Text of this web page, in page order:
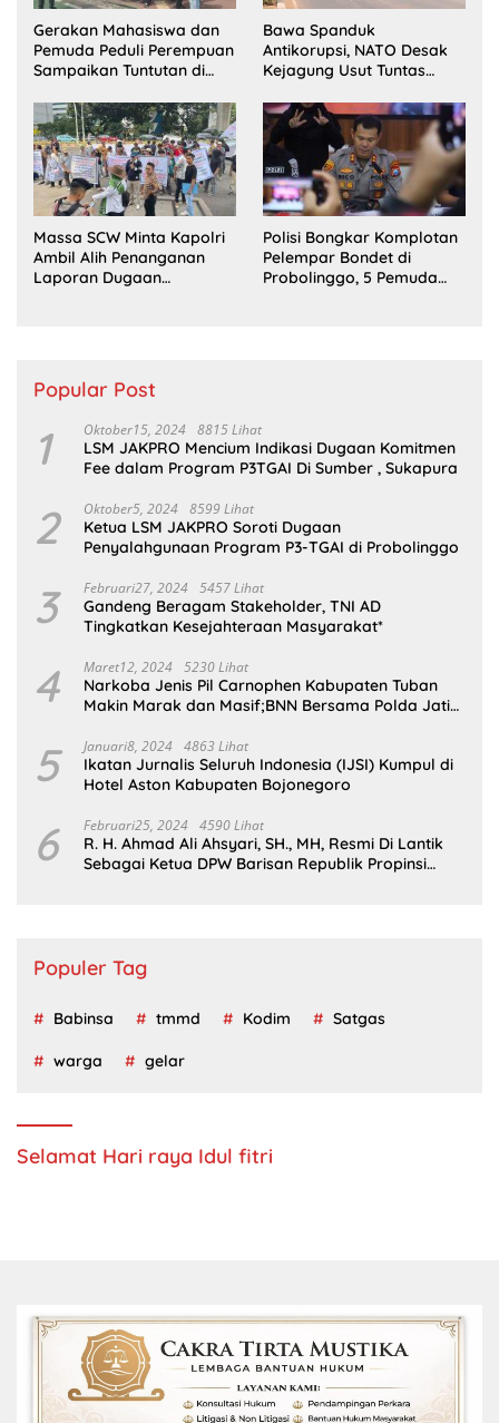
Gerakan Mahasiswa dan
Pemuda Peduli Perempuan
Sampaikan Tuntutan di
Bawa Spanduk
Antikorupsi, NATO Desak
Kejagung Usut Tuntas
Massa SCW Minta Kapolri
Ambil Alih Penanganan
Laporan Dugaan
Polisi Bongkar Komplotan
Pelempar Bondet di
Probolinggo, 5 Pemuda
Popular Post
1 Oktober15, 2024 8815 Lihat
LSM JAKPRO Mencium Indikasi Dugaan Komitmen
Fee dalam Program P3TGAI Di Sumber , Sukapura
2 Oktober5, 2024 8599 Lihat
Ketua LSM JAKPRO Soroti Dugaan
Penyalahgunaan Program P3-TGAI di Probolinggo
3 Februari27, 2024 5457 Lihat
Gandeng Beragam Stakeholder, TNI AD
Tingkatkan Kesejahteraan Masyarakat*
4 Maret12, 2024 5230 Lihat
Narkoba Jenis Pil Carnophen Kabupaten Tuban
Makin Marak dan Masif;BNN Bersama Polda Jatim
5 Januari8, 2024 4863 Lihat
Ikatan Jurnalis Seluruh Indonesia (IJSI) Kumpul di
Hotel Aston Kabupaten Bojonegoro
6 Februari25, 2024 4590 Lihat
R. H. Ahmad Ali Ahsyari, SH., MH, Resmi Di Lantik
Sebagai Ketua DPW Barisan Republik Propinsi
Populer Tag
Babinsa tmmd Kodim Satgas
warga gelar
Selamat Hari raya Idul fitri